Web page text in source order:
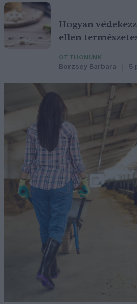
Hogyan
ellen
OTTHONUNK
Börzsey Barbara 5